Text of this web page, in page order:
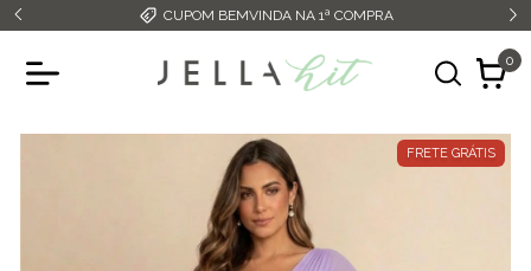
CUPOM BEMVINDA NA 1ª COMPRA
0
FRETE GRÁTIS